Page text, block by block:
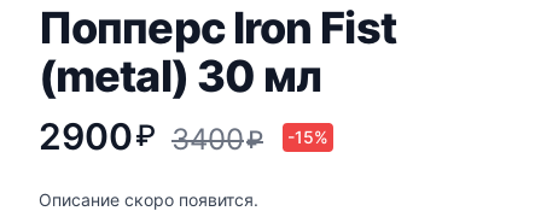
Попперс Iron Fist
(metal) 30 мл
2900₽ 3400₽ -15%
Описание скоро появится.